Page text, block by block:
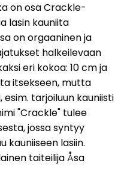
on osa Crackle-
lasin kauniita
on orgaaninen ja
halkeilevaan
eri kokoa: 10 cm ja
itsekseen, mutta
tarjoiluun kauniisti
"Crackle" tulee
jossa syntyy
kauniiseen lasiin.
taiteilija Åsa